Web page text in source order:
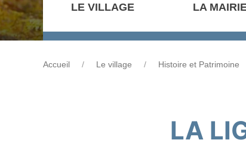
LE VILLAGE LA
Accueil Le village Histoire et Patrimoine
LA